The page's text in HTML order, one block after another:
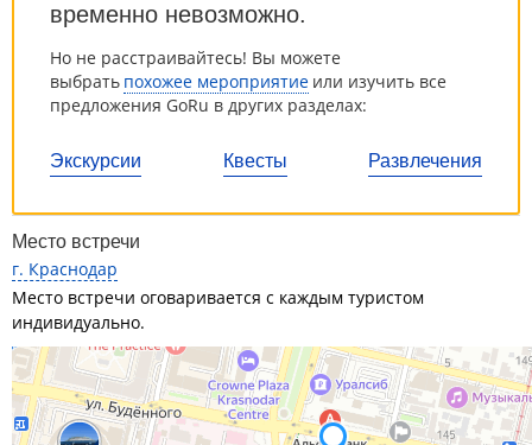
временно невозможно.
Но не расстраивайтесь! Вы можете
выбрать похожее мероприятие или изучить все
предложения GoRu в других разделах:
Экскурсии Квесты Развлечения
Место встречи
г. Краснодар
Место встречи оговаривается с каждым туристом
индивидуально.